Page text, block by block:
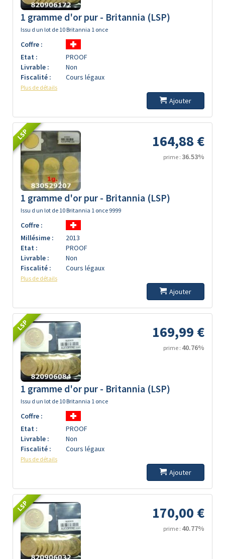
1 gramme d'or pur - Britannia (LSP)
Issu d un lot de 10 Britannia 1 once
Coffre :
Etat :
PROOF
Livrable :
Non
Fiscalité :
Cours légaux
Plus de détails
Ajouter
LSP 164,88 €
prime : 36.53%
1 gramme d'or pur - Britannia (LSP)
Issu d un lot de 10 Britannia 1 once 9999
Coffre :
Millésime :
2013
Etat :
PROOF
Livrable :
Non
Fiscalité :
Cours légaux
Plus de détails
Ajouter
LSP 169,99 €
prime : 40.76%
1 gramme d'or pur - Britannia (LSP)
Issu d un lot de 10 Britannia 1 once
Coffre :
Etat :
PROOF
Livrable :
Non
Fiscalité :
Cours légaux
Plus de détails
Ajouter
LSP 170,00 €
prime : 40.77%